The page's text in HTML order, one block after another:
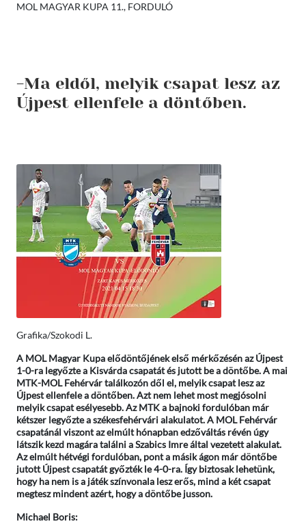
MOL MAGYAR KUPA 11., FORDULÓ
-Ma eldől, melyik csapat lesz az
Újpest ellenfele a döntőben.
Grafika/Szokodi L.
A MOL Magyar Kupa elődöntőjének első mérkőzésén az Újpest
1-0-ra legyőzte a Kisvárda csapatát és jutott be a döntőbe. A mai
MTK-MOL Fehérvár találkozón dől el, melyik csapat lesz az
Újpest ellenfele a döntőben. Azt nem lehet most megjósolni
melyik csapat esélyesebb. Az MTK a bajnoki fordulóban már
kétszer legyőzte a székesfehérvári alakulatot. A MOL Fehérvár
csapatánál viszont az elmúlt hónapban edzőváltás révén úgy
látszik kezd magára találni a Szabics Imre által vezetett alakulat.
Az elmúlt hétvégi fordulóban, pont a másik ágon már döntőbe
jutott Újpest csapatát győzték le 4-0-ra. Így biztosak lehetünk,
hogy ha nem is a játék színvonala lesz erős, mind a két csapat
megtesz mindent azért, hogy a döntőbe jusson.
Michael Boris: